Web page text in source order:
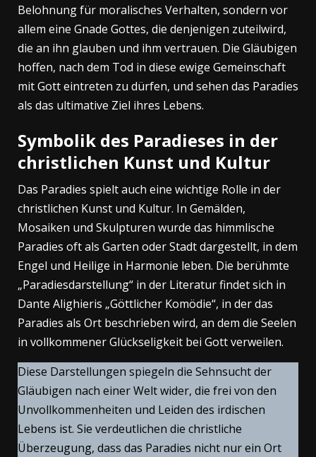
Belohnung für moralisches Verhalten, sondern vor
allem eine Gnade Gottes, die denjenigen zuteilwird,
die an ihn glauben und ihm vertrauen. Die Gläubigen
hoffen, nach dem Tod in diese ewige Gemeinschaft
mit Gott eintreten zu dürfen, und sehen das Paradies
als das ultimative Ziel ihres Lebens.
Symbolik des Paradieses in der
christlichen Kunst und Kultur
Das Paradies spielt auch eine wichtige Rolle in der
christlichen Kunst und Kultur. In Gemälden,
Mosaiken und Skulpturen wurde das himmlische
Paradies oft als Garten oder Stadt dargestellt, in dem
Engel und Heilige in Harmonie leben. Die berühmte
„Paradiesdarstellung“ in der Literatur findet sich in
Dante Alighieris „Göttlicher Komödie“, in der das
Paradies als Ort beschrieben wird, an dem die Seelen
in vollkommener Glückseligkeit bei Gott verweilen.
Diese Darstellungen spiegeln die Sehnsucht der
Gläubigen nach einer Welt wider, die frei von den
Unvollkommenheiten und Leiden des irdischen
Lebens ist. Sie verdeutlichen die christliche
Überzeugung, dass das Paradies nicht nur ein Ort